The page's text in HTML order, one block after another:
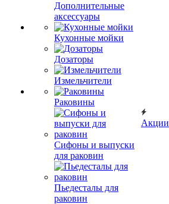
Дополнительные
аксессуары
Кухонные мойки
Дозаторы
Измельчители
Раковины
Сифоны и выпуски
для раковин
Пьедесталы для
раковин
Акции